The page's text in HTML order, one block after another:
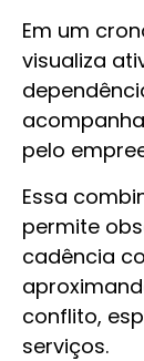
Em um
visualiza
pelo
Essa
permite
cadência
conflito,
serviços.